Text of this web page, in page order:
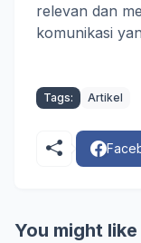
relevan dan
komunikasi
Tags: Artikel
You might like